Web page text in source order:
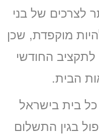
לצרכים של בני
מוקפדת, שכן
החודשי
הבית.
כמעט כל בית בישראל
בגין התשלום